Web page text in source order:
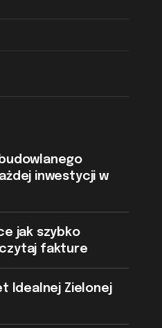
inwestycji w
jak szybko
fakture
Idealnej Zielonej